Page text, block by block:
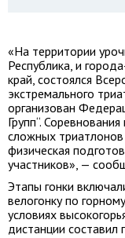
«На территории
Республика, и
край, состоялся
экстремального
организован
Групп“.
сложных триатлонов
физическая
участников», —
Этапы гонки
велогонку по
условиях
дистанции составил